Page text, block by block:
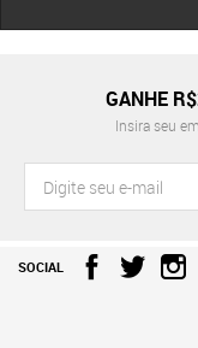
GANHE
Insira seu
SOCIAL